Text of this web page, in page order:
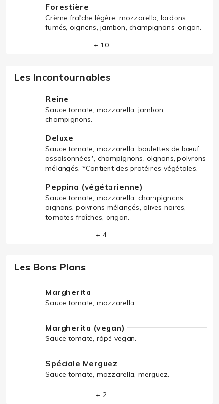
Forestière
Crème fraîche légère, mozzarella, lardons
fumés, oignons, jambon, champignons, origan.
+ 10
Les Incontournables
Reine
Sauce tomate, mozzarella, jambon,
champignons.
Deluxe
Sauce tomate, mozzarella, boulettes de bœuf
assaisonnées*, champignons, oignons, poivrons
mélangés. *Contient des protéines végétales.
Peppina (végétarienne)
Sauce tomate, mozzarella, champignons,
oignons, poivrons mélangés, olives noires,
tomates fraîches, origan.
+ 4
Les Bons Plans
Margherita
Sauce tomate, mozzarella
Margherita (vegan)
Sauce tomate, râpé vegan.
Spéciale Merguez
Sauce tomate, mozzarella, merguez.
+ 2